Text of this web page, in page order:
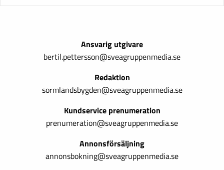
Ansvarig utgivare
bertil.pettersson@sveagruppenmedia.se
Redaktion
sormlandsbygden@sveagruppenmedia.se
Kundservice prenumeration
prenumeration@sveagruppenmedia.se
Annonsförsäljning
annonsbokning@sveagruppenmedia.se